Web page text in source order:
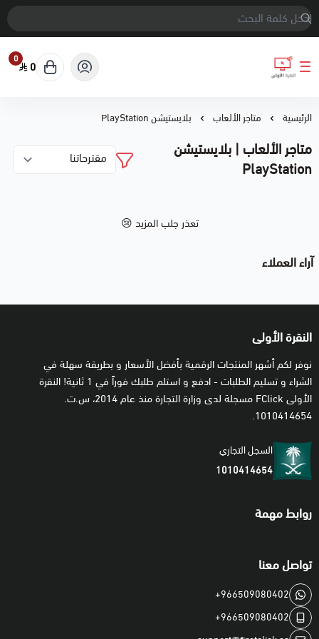
النقرة الأولى
0
0
الرئيسية متاجر الألعاب بلايستيشن PlayStation
متاجر الألعاب | بلايستيشن
PlayStation
تعذر جلب المزيد 😢
آراء العملاء
النقرة الأولى
نوفر لكم أشهر المنتجات الرقمية بأفضل الأسعار و بطريقة سهلة في
الشراء و تسليم الطلبات - ادفع و استلم طلبك فوراً في 1 ثانية! النقرة
الأولى FClick مسجلة لدى وزارة التجارة منذ عام 2014، س.ت.
1010414654.
السجل التجاري
1010414654
روابط مهمة
تواصل معنا
+966509080402
+966509080402